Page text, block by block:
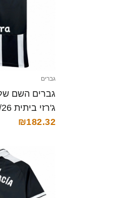
גברים
ג'רזי ביתית 2025/26 חולצה קצרה
₪182.32